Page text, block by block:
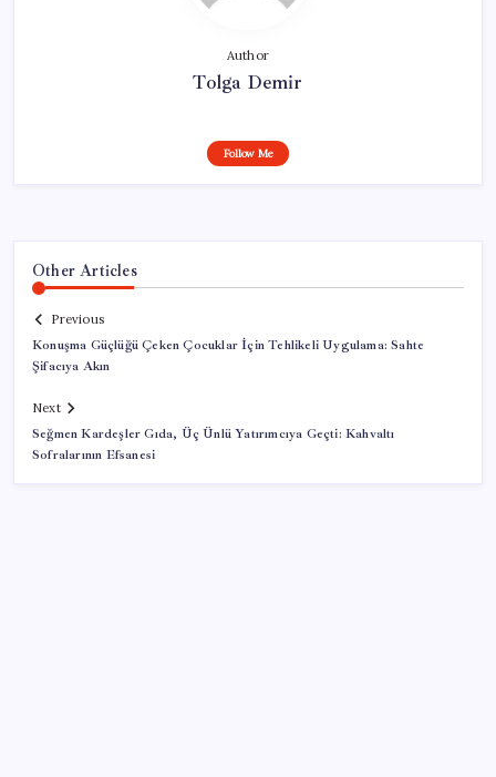
Author
Tolga Demir
Follow Me
Other Articles
Previous
Konuşma Güçlüğü Çeken Çocuklar İçin Tehlikeli Uygulama: Sahte
Şifacıya Akın
Next
Seğmen Kardeşler Gıda, Üç Ünlü Yatırımcıya Geçti: Kahvaltı
Sofralarının Efsanesi